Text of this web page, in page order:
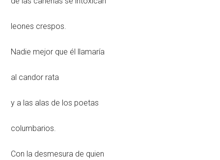
leones crespos.
Nadie mejor que él llamaría
al candor rata
y a las alas de los poetas
columbarios.
Con la desmesura de quien